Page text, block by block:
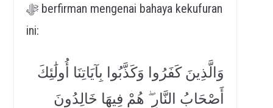
ﷻ berfirman mengenai bahaya kekufuran
ini:
وَالَّذِينَ كَفَرُوا وَكَذَّبُوا بِآيَاتِنَا أُولَٰئِكَ
أَصْحَابُ النَّارِ ۖ هُمْ فِيهَا خَالِدُونَ